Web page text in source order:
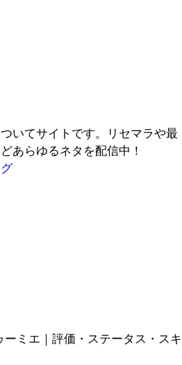
いてサイトです。リセマラや最
あらゆるネタを配信中！
ーミエ｜評価・ステータス・スキ